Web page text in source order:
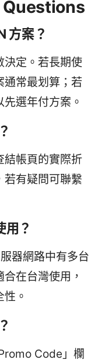
方案？
決定。若長期使
通常最划算；若
選年付方案。
結帳頁的實際折
若有疑問可聯繫
用？
器網路中有多台
在台灣使用，
。
Code」欄